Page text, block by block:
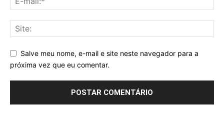
Salve meu nome, e-mail e site neste navegador para a
próxima vez que eu comentar.